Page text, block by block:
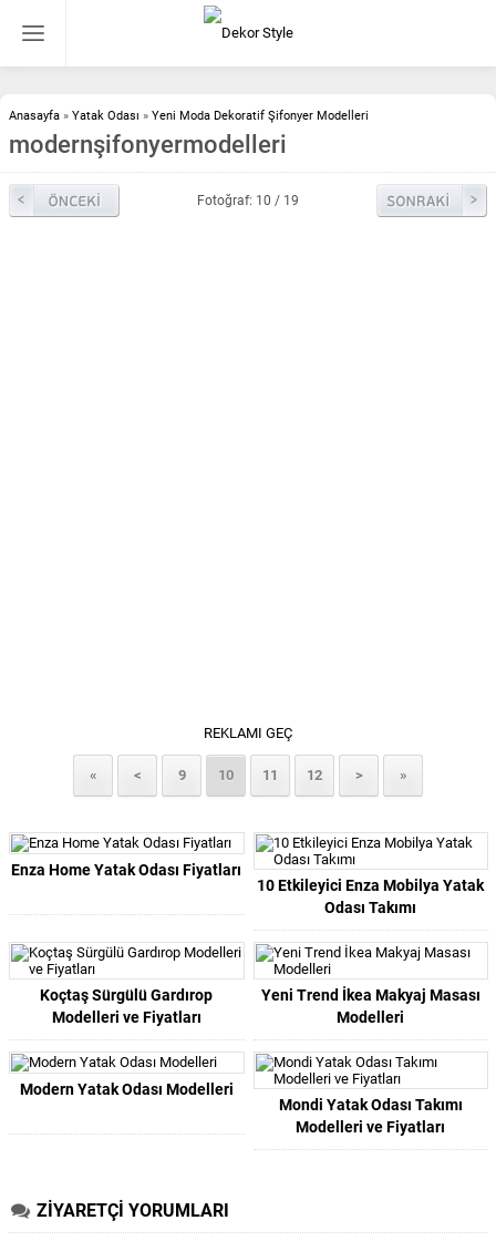
Anasayfa » Yatak Odası » Yeni Moda Dekoratif Şifonyer Modelleri
modernşifonyermodelleri
Fotoğraf: 10 / 19
REKLAMI GEÇ
« < 9 10 11 12 > »
Enza Home Yatak Odası Fiyatları
10 Etkileyici Enza Mobilya Yatak
Odası Takımı
Koçtaş Sürgülü Gardırop
Modelleri ve Fiyatları
Yeni Trend İkea Makyaj Masası
Modelleri
Modern Yatak Odası Modelleri
Mondi Yatak Odası Takımı
Modelleri ve Fiyatları
ZİYARETÇİ YORUMLARI